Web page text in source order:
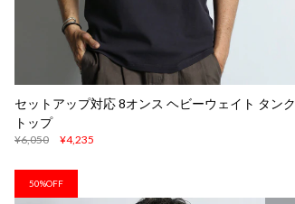
セットアップ対応 8オンス ヘビーウェイト タンク
トップ
¥6,050 ¥4,235
50%OFF